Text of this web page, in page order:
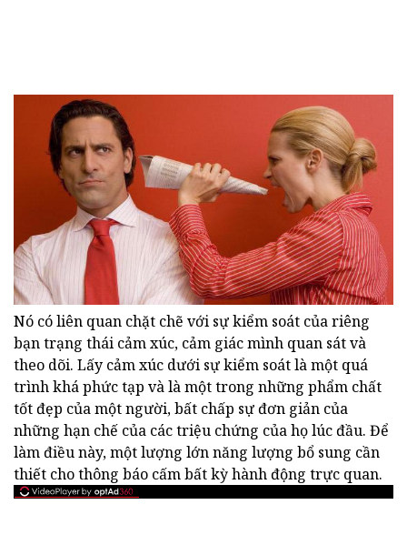
Nó có liên quan chặt chẽ với sự kiểm soát của riêng
bạn trạng thái cảm xúc, cảm giác mình quan sát và
theo dõi. Lấy cảm xúc dưới sự kiểm soát là một quá
trình khá phức tạp và là một trong những phẩm chất
tốt đẹp của một người, bất chấp sự đơn giản của
những hạn chế của các triệu chứng của họ lúc đầu. Để
làm điều này, một lượng lớn năng lượng bổ sung cần
thiết cho thông báo cấm bất kỳ hành động trực quan.